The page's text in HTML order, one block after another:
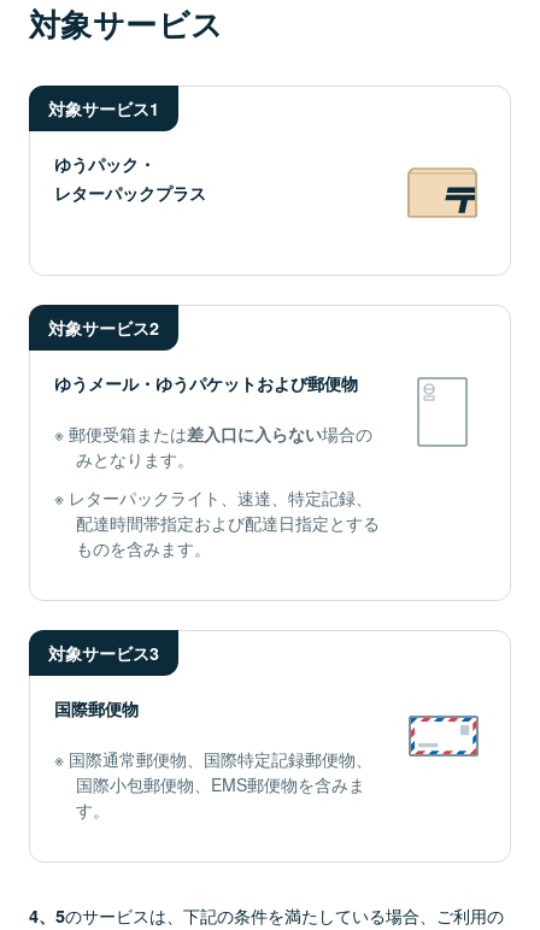
対象サービス
対象サービス1
ゆうパック・
レターパックプラス
対象サービス2
ゆうメール・ゆうパケットおよび郵便物
郵便受箱または差入口に入らない場合の
みとなります。
レターパックライト、速達、特定記録、
配達時間帯指定および配達日指定とする
ものを含みます。
対象サービス3
国際郵便物
国際通常郵便物、国際特定記録郵便物、
国際小包郵便物、EMS郵便物を含みま
す。
4、5のサービスは、下記の条件を満たしている場合、ご利用の